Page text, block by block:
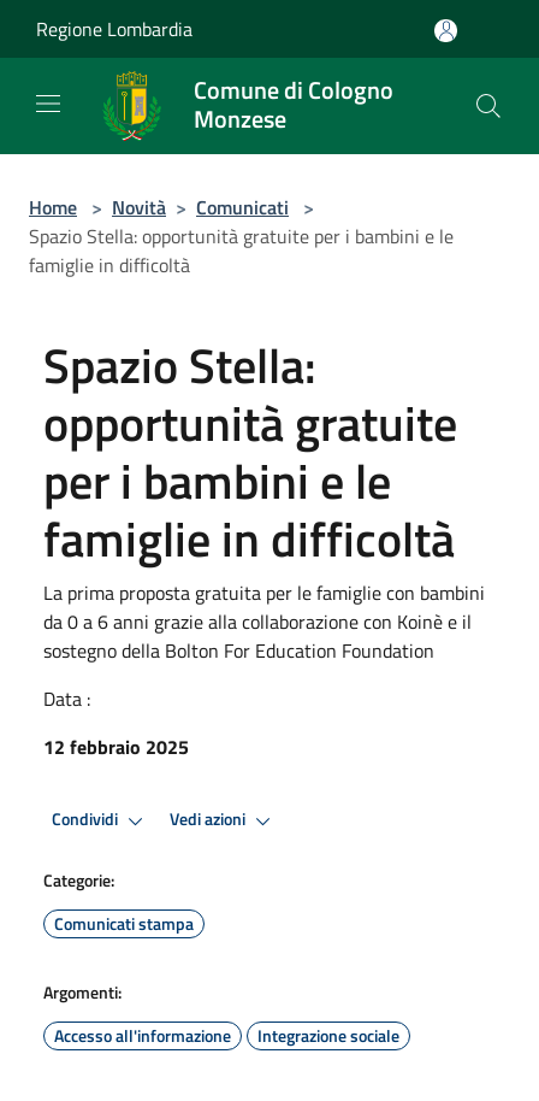
Regione Lombardia
Comune di Cologno
Monzese
Home > Novità > Comunicati >
Spazio Stella: opportunità gratuite per i bambini e le
famiglie in difficoltà
Spazio Stella:
opportunità gratuite
per i bambini e le
famiglie in difficoltà
La prima proposta gratuita per le famiglie con bambini
da 0 a 6 anni grazie alla collaborazione con Koinè e il
sostegno della Bolton For Education Foundation
Data :
12 febbraio 2025
Condividi Vedi azioni
Categorie:
Comunicati stampa
Argomenti:
Accesso all'informazione
Integrazione sociale